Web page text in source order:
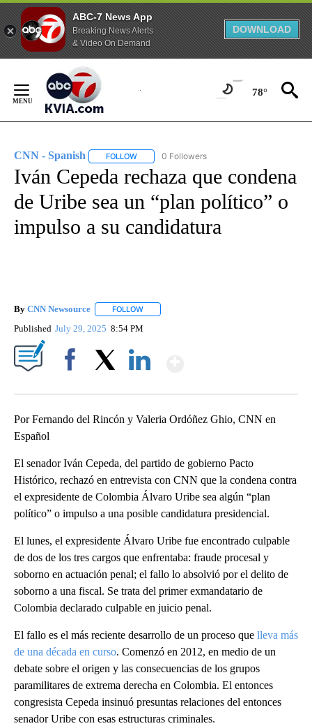
ABC-7 News App
Breaking News Alerts
& Video On Demand
DOWNLOAD
Content
78°
CNN - Spanish FOLLOW FOLLOW "CNN - SPANISH" TO RECEIVE
0 Followers
Iván Cepeda rechaza que condena
de Uribe sea un “plan político” o
impulso a su candidatura
By CNN Newsource FOLLOW
Published July 29, 2025 8:54 PM
Por Fernando del Rincón y Valeria Ordóñez Ghio, CNN en
Español
El senador Iván Cepeda, del partido de gobierno Pacto
Histórico, rechazó en entrevista con CNN que la condena contra
el expresidente de Colombia Álvaro Uribe sea algún “plan
político” o impulso a una posible candidatura presidencial.
El lunes, el expresidente Álvaro Uribe fue encontrado culpable
de dos de los tres cargos que enfrentaba: fraude procesal y
soborno en actuación penal; el fallo lo absolvió por el delito de
soborno a una fiscal. Se trata del primer exmandatario de
Colombia declarado culpable en juicio penal.
El fallo es el más reciente desarrollo de un proceso que lleva más
de una década en curso. Comenzó en 2012, en medio de un
debate sobre el origen y las consecuencias de los grupos
paramilitares de extrema derecha en Colombia. El entonces
congresista Cepeda insinuó presuntas relaciones del entonces
senador Uribe con esas estructuras criminales.